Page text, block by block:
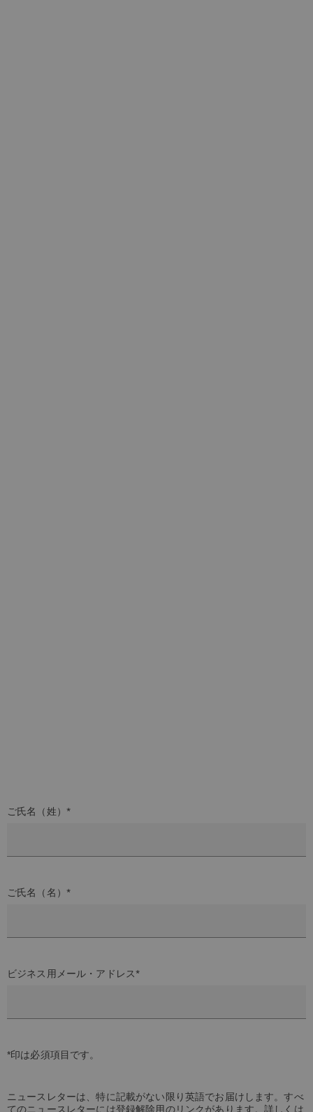
ご氏名（姓）*
ご氏名（名）*
ビジネス用メール・アドレス*
*印は必須項目です。
ニュースレターは、特に記載がない限り英語でお届けします。すべ
てのニュースレターには登録解除用のリンクがあります。詳しくは